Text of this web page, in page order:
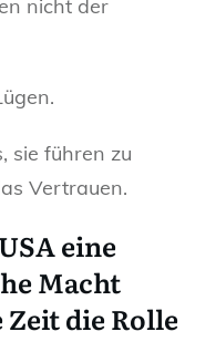
nicht der
sie führen zu
Vertrauen.
eine
Macht
Zeit die Rolle